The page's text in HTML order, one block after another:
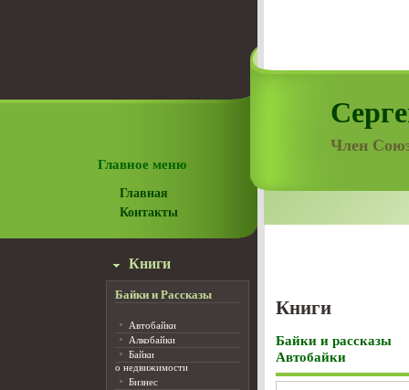
Главное меню
Главная
Контакты
Книги
Байки и Рассказы
Автобайки
Алкобайки
Байки
о недвижимости
Бизнес
Член
Книги
Байки и рассказы
Автобайки